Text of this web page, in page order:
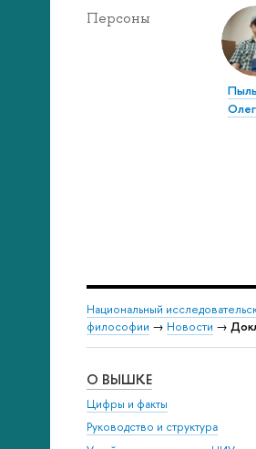
Персоны
Национальный
философии → Новости →
О ВЫШКЕ
Цифры и факты
Руководство и структура